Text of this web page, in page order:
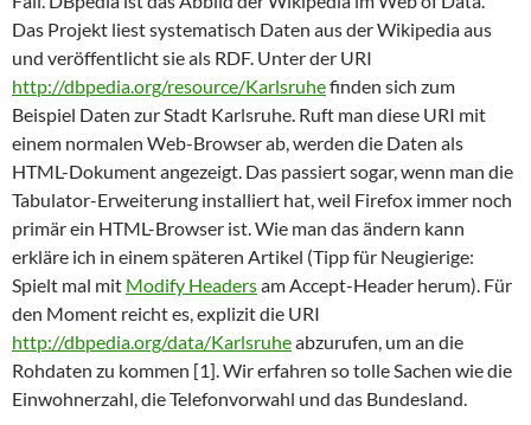
Das Projekt liest systematisch Daten aus der Wikipedia aus
und veröffentlicht sie als RDF. Unter der URI
http://dbpedia.org/resource/Karlsruhefinden sich zum
Beispiel Daten zur Stadt Karlsruhe. Ruft man diese URI mit
einem normalen Web-Browser ab, werden die Daten als
HTML-Dokument angezeigt. Das passiert sogar, wenn man die
Tabulator-Erweiterung installiert hat, weil Firefox immer noch
primär ein HTML-Browser ist. Wie man das ändern kann
erkläre ich in einem späteren Artikel (Tipp für Neugierige:
Spielt mal mit Modify Headersam Accept-Header herum). Für
den Moment reicht es, explizit die URI
http://dbpedia.org/data/Karlsruheabzurufen, um an die
Rohdaten zu kommen [1]. Wir erfahren so tolle Sachen wie die
Einwohnerzahl, die Telefonvorwahl und das Bundesland.